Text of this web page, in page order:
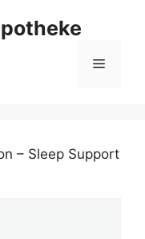
Menü
– Sleep Support